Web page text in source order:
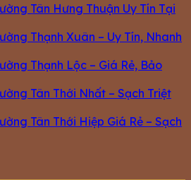
Tân Hưng Thuận Uy Tín Tại
Thạnh Xuân – Uy Tín, Nhanh
Thạnh Lộc – Giá Rẻ, Bảo
Tân Thới Nhất – Sạch Triệt
Tân Thới Hiệp Giá Rẻ – Sạch